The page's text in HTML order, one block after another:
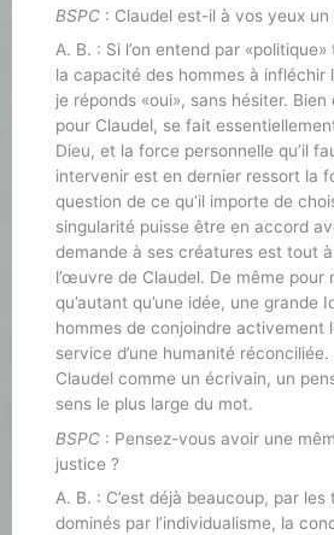
BSPC : Claudel est-il à vos yeux
A. B. : Si l’on entend par
la capacité des hommes à infléchir
je réponds «oui», sans hésiter.
pour Claudel, se fait
Dieu, et la force personnelle qu’il
intervenir est en dernier ressort la
question de ce qu’il importe de
singularité puisse être en accord
demande à ses créatures est tout
l’œuvre de Claudel. De même pour
qu’autant qu’une idée, une grande
hommes de conjoindre activement
service d’une humanité
Claudel comme un écrivain, un
sens le plus large du mot.
BSPC : Pensez-vous avoir une
justice ?
A. B. : C’est déjà beaucoup, par
dominés par l’individualisme, la